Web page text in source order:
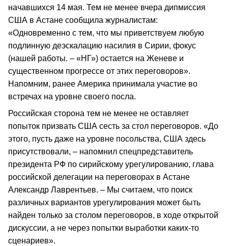
начавшихся 14 мая. Тем не менее вчера дипмиссия
США в Астане сообщила журналистам:
«Одновременно с тем, что мы приветствуем любую
подлинную деэскалацию насилия в Сирии, фокус
(нашей работы. – «НГ») остается на Женеве и
существенном прогрессе от этих переговоров».
Напомним, ранее Америка принимала участие во
встречах на уровне своего посла.
Российская сторона тем не менее не оставляет
попыток призвать США сесть за стол переговоров. «До
этого, пусть даже на уровне посольства, США здесь
присутствовали, – напомнил спецпредставитель
президента РФ по сирийскому урегулированию, глава
российской делегации на переговорах в Астане
Александр Лаврентьев. – Мы считаем, что поиск
различных вариантов урегулирования может быть
найден только за столом переговоров, в ходе открытой
дискуссии, а не через попытки выработки каких-то
сценариев».